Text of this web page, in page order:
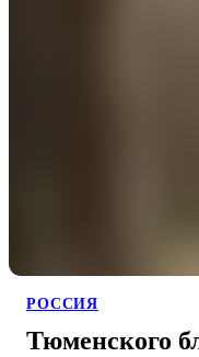
РОССИЯ
Тюменского